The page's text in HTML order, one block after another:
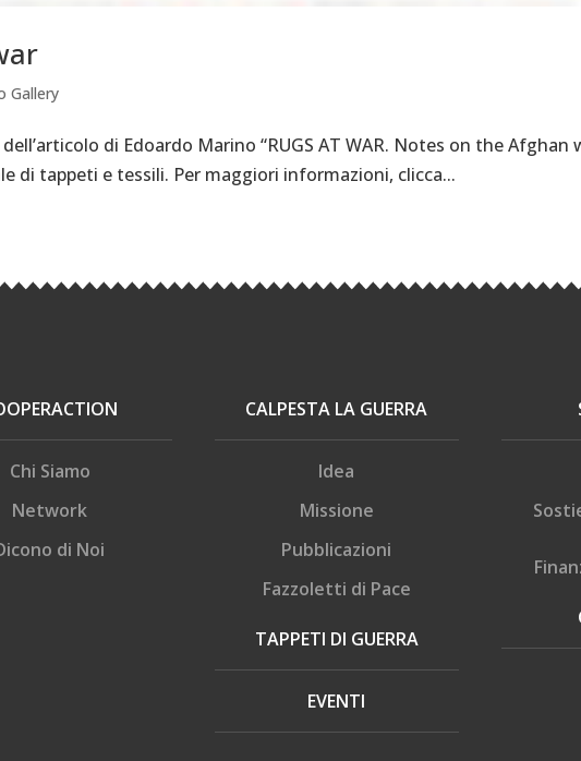
Gallery
di Edoardo Marino “RUGS AT WAR. Notes on the Afghan
di tappeti e tessili. Per maggiori informazioni, clicca...
Chi Siamo
Network
di Noi
CALPESTA LA GUERRA
Idea
Missione
Pubblicazioni
Fazzoletti di Pace
TAPPETI DI GUERRA
EVENTI